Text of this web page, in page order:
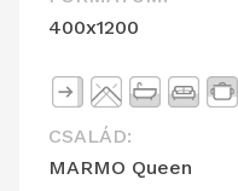
400x1200
CSALÁD:
MARMO Queen